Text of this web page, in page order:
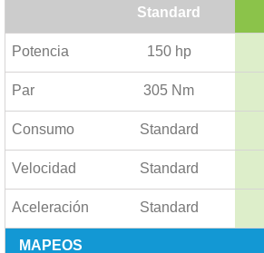
Standard
Potencia 150 hp
Par 305 Nm
Consumo Standard
Velocidad Standard
Aceleración Standard
MAPEOS